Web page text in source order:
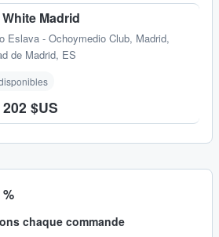
Madrid
Eslava - Ochoymedio Club, Madrid,
de Madrid, ES
202 $US
chaque commande